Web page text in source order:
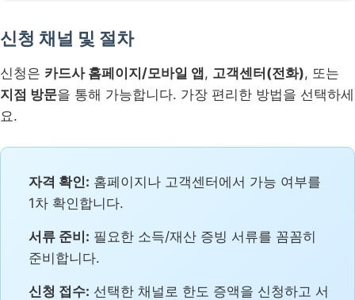
신청 채널 및 절차
신청은 카드사 홈페이지/모바일 앱, 고객센터(전화), 또는
지점 방문을 통해 가능합니다. 가장 편리한 방법을 선택하세
요.
자격 확인: 홈페이지나 고객센터에서 가능 여부를
1차 확인합니다.
서류 준비: 필요한 소득/재산 증빙 서류를 꼼꼼히
준비합니다.
신청 접수: 선택한 채널로 한도 증액을 신청하고 서